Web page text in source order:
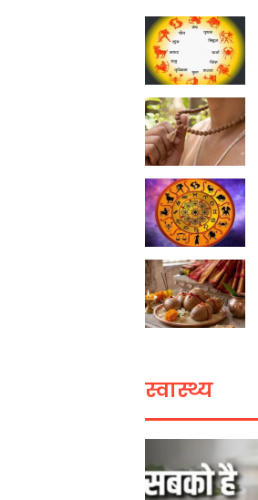
स्वास्थ्य